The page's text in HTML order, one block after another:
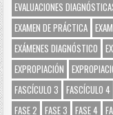
EVALUACIONES
EXAMEN DE PRÁCTICA
EXÁMENES DIAGNÓSTICO
EXPROPIACIÓN
FASCÍCULO 3
FASCÍCULO 4
FASE 2
FASE 3 FASE 4